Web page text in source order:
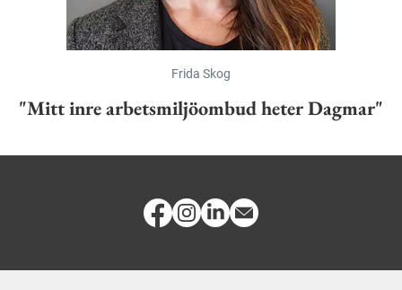
Frida Skog
"Mitt inre arbetsmiljöombud heter Dagmar"